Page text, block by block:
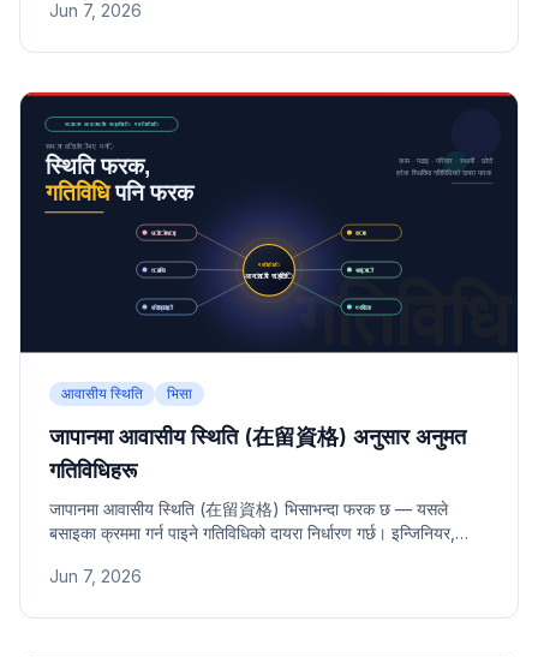
सुधार निषेध, र विवरण पत्रको प्रयोग जस्ता व्यावहारिक तरिकाहरू प्रस्तुत
Jun 7, 2026
आवासीय स्थिति भिसा
जापानमा आवासीय स्थिति (在留資格) अनुसार अनुमत
गतिविधिहरू
जापानमा आवासीय स्थिति (在留資格) भिसाभन्दा फरक छ — यसले
बसाइका क्रममा गर्न पाइने गतिविधिको दायरा निर्धारण गर्छ। इन्जिनियर,
स्थितिहरूको अनुमत गतिविधि सङ्ग्रह।
Jun 7, 2026